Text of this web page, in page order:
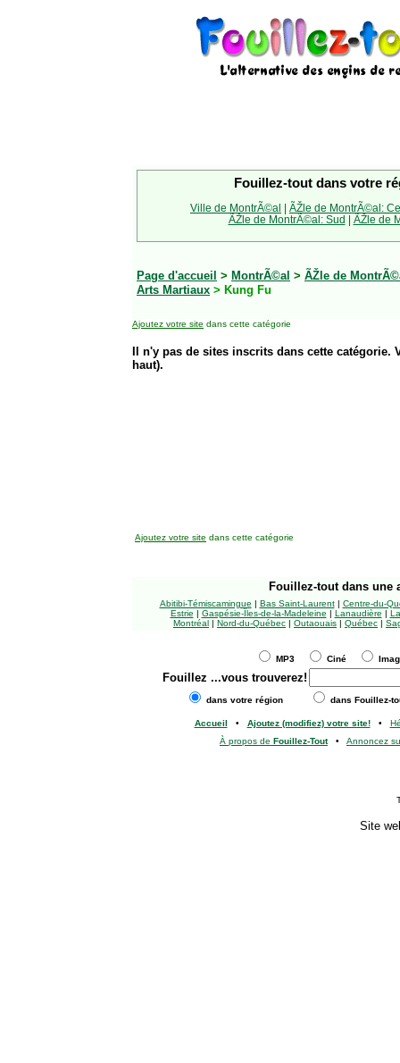
Fouillez-tout dans votre
Ville de MontrÃ©al | ÃŽle de MontrÃ©al:
ÃŽle de MontrÃ©al: Sud | ÃŽle de
Page d'accueil > MontrÃ©al > ÃŽle de
Arts Martiaux > Kung Fu
Ajoutez votre site dans cette catégorie
Il n'y pas de sites inscrits dans cette
haut).
Ajoutez votre site dans cette catégorie
Fouillez-tout dans une
Abitibi-Témiscamingue | Bas Saint-Laurent| Centre-du-
Estrie | Gaspésie-Îles-de-la-Madeleine | Lanaudière |
Montréal | Nord-du-Québec | Outaouais | Québec |
MP3 Ciné
Fouillez ...vous trouverez!
dans votre région dans Fouillez-
Accueil • Ajoutez (modifiez) votre site!•
À propos de Fouillez-Tout• Annoncez
Site